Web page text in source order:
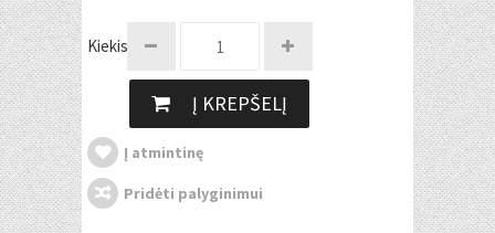
Kiekis:
Į KREPŠELĮ
Į atmintinę
Pridėti palyginimui